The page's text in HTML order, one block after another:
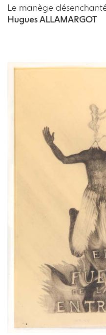
Le manège
Hugues ALLAMARGOT